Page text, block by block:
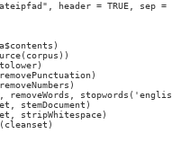
header = TRUE, sep
removeWords,
stemDocument)
stripWhitespace)